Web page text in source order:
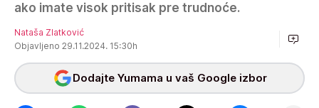
ako imate visok pritisak pre trudnoće.
Nataša Zlatković
Objavljeno 29.11.2024. 15:30h
Dodajte Yumama u vaš Google izbor